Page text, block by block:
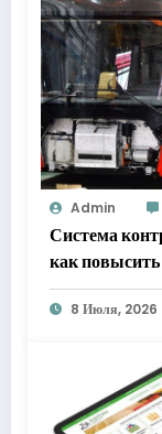
Admin
Система
как повысить
8 Июля, 2026